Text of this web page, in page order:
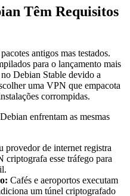
Têm Requisitos
antigos mas testados.
para o lançamento mais
Debian Stable devido a
uma VPN que empacota
corrompidas.
enfrentam as mesmas
provedor de internet registra
criptografa esse tráfego para
Cafés e aeroportos executam
um túnel criptografado